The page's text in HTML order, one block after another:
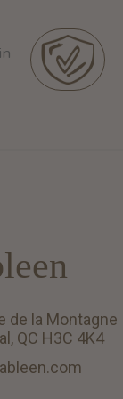
de la Montagne
QC H3C 4K4